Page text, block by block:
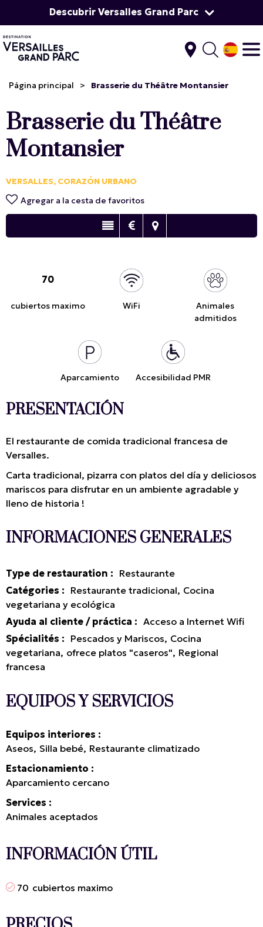
Descubrir Versalles Grand Parc
Página principal > Brasserie du Théâtre Montansier
Brasserie du Théâtre
Montansier
VERSALLES, CORAZÓN URBANO
Agregar a la cesta de favoritos
70
cubiertos maximo WiFi
Animales
admitidos
Aparcamiento Accesibilidad PMR
PRESENTACIÓN
El restaurante de comida tradicional francesa de
Versalles.
Carta tradicional, pizarra con platos del día y deliciosos
mariscos para disfrutar en un ambiente agradable y
lleno de historia !
INFORMACIONES GENERALES
Type de restauration : Restaurante
Catégories : Restaurante tradicional Cocina
vegetariana y ecológica
Ayuda al cliente / práctica : Acceso a Internet Wifi
Spécialités : Pescados y Mariscos Cocina
vegetariana ofrece platos "caseros" Regional
francesa
EQUIPOS Y SERVICIOS
Equipos interiores
Aseos Silla bebé Restaurante climatizado
Estacionamiento
Aparcamiento cercano
Services
Animales aceptados
INFORMACIÓN ÚTIL
70 cubiertos maximo